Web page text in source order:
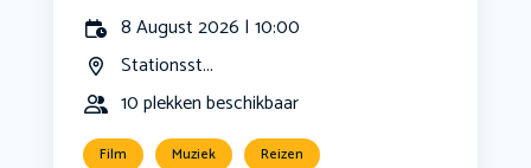
8 August 2026 | 10:00
Stationsst...
10 plekken beschikbaar
Film Muziek Reizen